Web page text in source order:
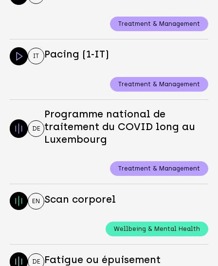
Treatment & Management
IT Pacing (1-IT)
Treatment & Management
DE
Programme national de
traitement du COVID long au
Luxembourg
Treatment & Management
EN Scan corporel
Wellbeing & Mental Health
DE Fatigue ou épuisement